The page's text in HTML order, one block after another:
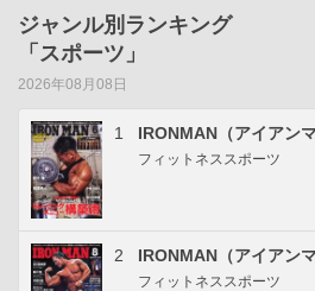
ジャンル別ランキング
「スポーツ」
2026年08月08日
1 IRONMAN（アイアン
フィットネススポーツ
2 IRONMAN（アイアン
フィットネススポーツ